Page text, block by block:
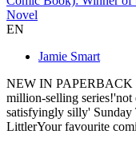
Novel
EN
Jamie Smart
NEW IN PAPERBACK
million-selling
satisfyingly silly' Sunday
LittlerYour favourite